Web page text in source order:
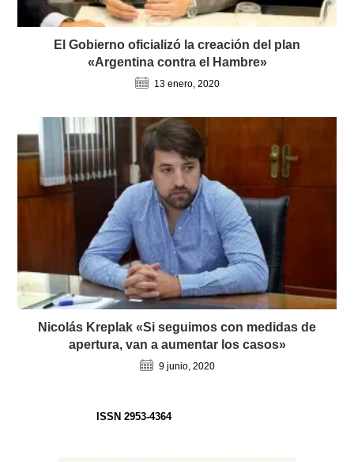
El Gobierno oficializó la creación del plan
«Argentina contra el Hambre»
13 enero, 2020
Nicolás Kreplak «Si seguimos con medidas de
apertura, van a aumentar los casos»
9 junio, 2020
ISSN 2953-4364